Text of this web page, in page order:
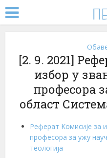
[2. 9. 2021]
избор у
професора
област
Реферат Kомисије за
професора за ужу
теологија